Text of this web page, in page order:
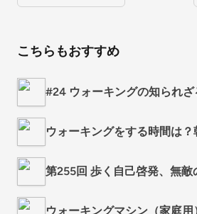
こちらもおすすめ
#24 ウォーキングの知られ
ウォーキングをする時間は？
第255回 歩く自己啓発、無
ウォーキングマシン（家庭